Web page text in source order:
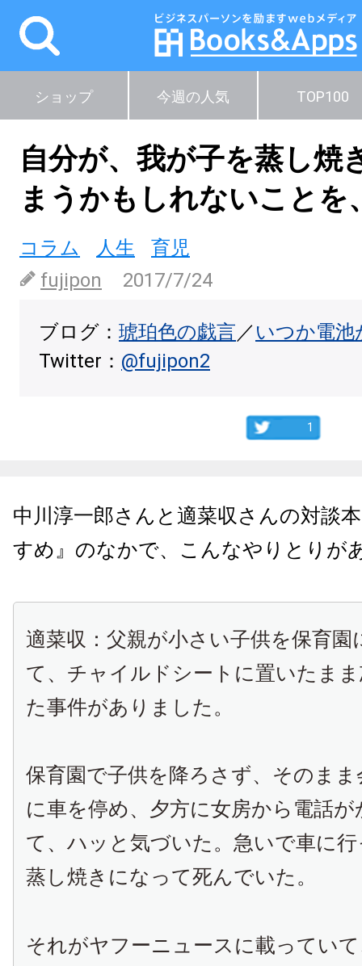
ショップ 今週の人気 TOP100
自分が、我が子を蒸し焼
まうかもしれないことを
コラム 人生
育児
fujipon
2017/7/24
ブログ： 琥珀色の戯言／いつか電
Twitter： @fujipon2
1
中川淳一郎さんと適菜収さんの対談
すめ』のなかで、こんなやりとりが
適菜収：父親が小さい子供を保育園
て、チャイルドシートに置いたま
た事件がありました。
保育園で子供を降ろさず、そのま
に車を停め、夕方に女房から電話
て、ハッと気づいた。急いで車に
蒸し焼きになって死んでいた。
それがヤフーニュースに載ってい